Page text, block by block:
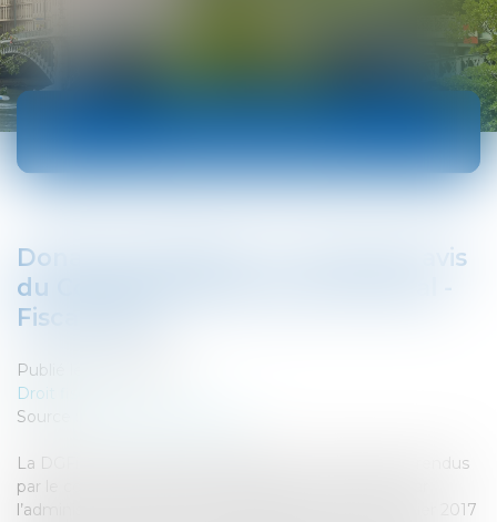
Donation déguisée : 3 nouveaux avis
du Comité de l'abus de droit fiscal -
Fiscalonline
Publié le :
Droit fiscal
Source :
La DGFiP vient de rendre publique 3 nouveaux avis rendus
par le comité de l’abus de droit fiscal commentés par
l’administration dans le cadre de sa séance du 2 février 2017